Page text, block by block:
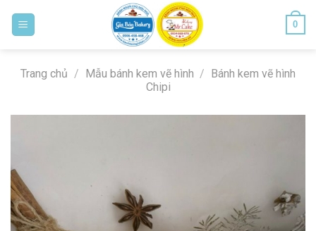
0
Trang chủ / Mẫu bánh kem vẽ hình / Bánh kem vẽ hình
Chipi